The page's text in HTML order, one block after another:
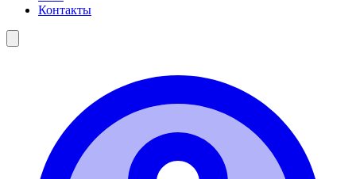
Контакты